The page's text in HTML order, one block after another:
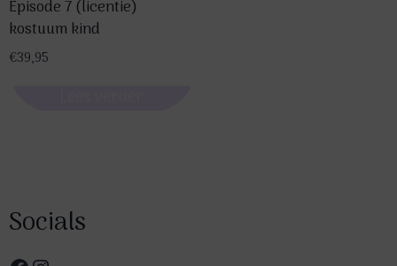
Episode 7 (licentie)
kostuum kind
€39,95
Socials